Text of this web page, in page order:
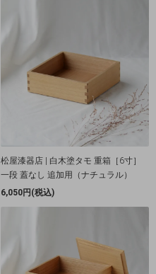
松屋漆器店 | 白木塗タモ 重箱［6寸］
一段 蓋なし 追加用（ナチュラル）
6,050円(税込)